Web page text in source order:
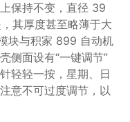
保持不变，直径 39
其厚度甚至略薄于大
块与积家 899 自动机
侧面设有“一键调节”
轻轻一按，星期、日
意不可过度调节，以